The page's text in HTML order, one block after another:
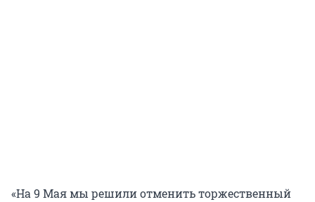
«На 9 Мая мы решили отменить торжественный